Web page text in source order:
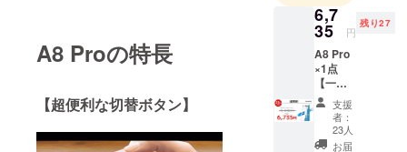
A8 Proの特長
【超便利な切替ボタン】
6,7
35 円
残り27
A8 Pro
×1点
【一般
販売予
定価
格：
8,980円
支援
者：
23人
お届